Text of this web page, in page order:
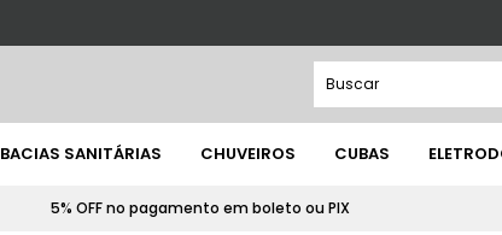
BACIAS SANITÁRIAS CHUVEIROS CUBAS
5% OFF no pagamento em boleto ou PIX